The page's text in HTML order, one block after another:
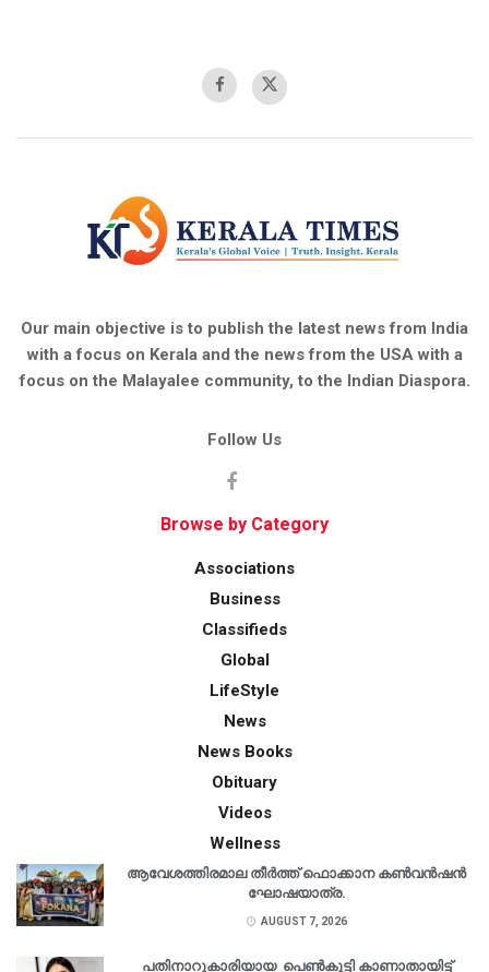
Our main objective is to publish the latest news from India
with a focus on Kerala and the news from the USA with a
focus on the Malayalee community, to the Indian Diaspora.
Follow Us
Browse by Category
Associations
Business
Classifieds
Global
LifeStyle
News
News Books
Obituary
Videos
Wellness
ആവേശത്തിരമാല തീർത്ത് ഫൊക്കാന കൺവൻഷൻ
ഘോഷയാത്ര.
AUGUST 7, 2026
പതിനാറുകാരിയായ പെൺകുട്ടി കാണാതായിട്ട്